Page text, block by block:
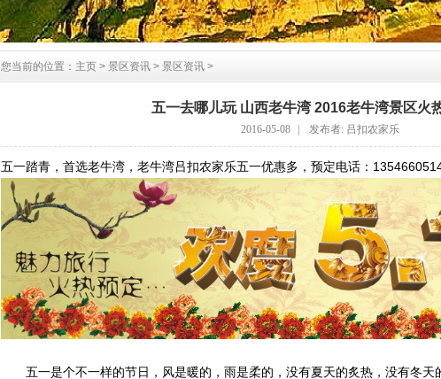
您当前的位置： 主页 > 景区资讯 > 景区资讯 >
五一去哪儿玩 山西老牛湾 2016老牛湾景区火
2016-05-08 发布者: 吕扣农家乐
五一踏青，首选老牛湾，老牛湾吕扣农家乐五一优惠多，预定电话：
五一是个不一样的节日，风是暖的，雨是柔的，没有夏天的炙热，没有冬天